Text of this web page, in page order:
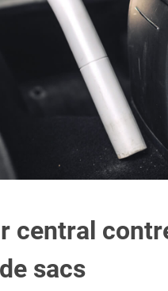
central
sacs